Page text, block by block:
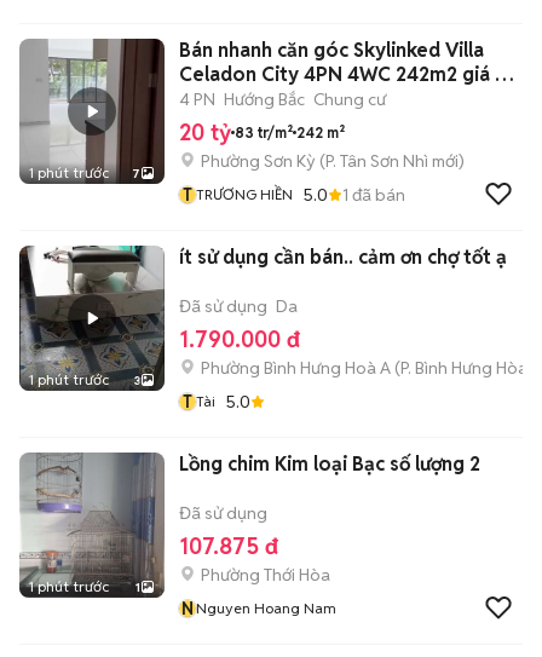
1 phút trước 7
Bán nhanh căn góc Skylinked Villa
Celadon City 4PN 4WC 242m2 giá 20
tỷ
4 PN Hướng Bắc Chung cư
20 tỷ 83 tr/m² 242 m²
Phường Sơn Kỳ (P. Tân Sơn Nhì mới)
T TRƯƠNG HIỀN 5.0 1 đã bán
1 phút trước 3
ít sử dụng cần bán.. cảm ơn chợ tốt ạ
Đã sử dụng Da
1.790.000 đ
Phường Bình Hưng Hoà A (P. Bình Hưng Hòa
T Tài 5.0
1 phút trước 1
Lồng chim Kim loại Bạc số lượng 2
Đã sử dụng
107.875 đ
Phường Thới Hòa
NNguyen Hoang Nam